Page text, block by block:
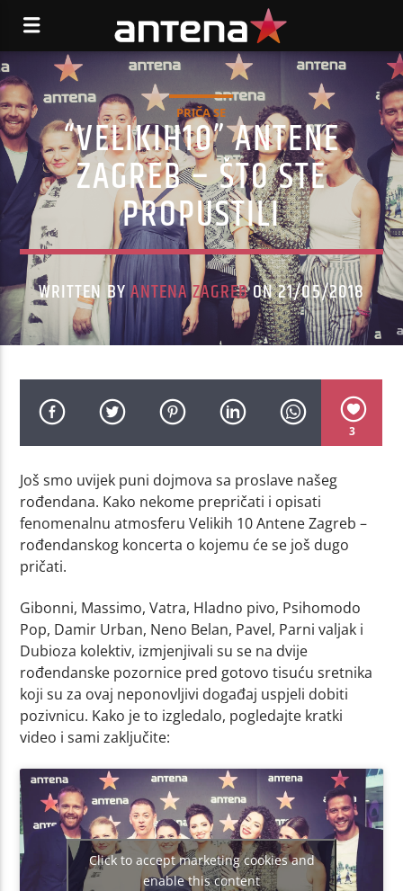
PRIČA SE
“VELIKIH10” ANTENE
ZAGREB – ŠTO STE
PROPUSTILI
WRITTEN BYANTENA ZAGREBON 21/05/2018
3
Još smo uvijek puni dojmova sa proslave našeg
rođendana. Kako nekome prepričati i opisati
fenomenalnu atmosferu Velikih 10 Antene Zagreb –
rođendanskog koncerta o kojemu će se još dugo
pričati.
Gibonni, Massimo, Vatra, Hladno pivo, Psihomodo
Pop, Damir Urban, Neno Belan, Pavel, Parni valjak i
Dubioza kolektiv, izmjenjivali su se na dvije
rođendanske pozornice pred gotovo tisuću sretnika
koji su za ovaj neponovljivi događaj uspjeli dobiti
pozivnicu. Kako je to izgledalo, pogledajte kratki
video i sami zaključite:
Click to accept marketing cookies and
enable this content